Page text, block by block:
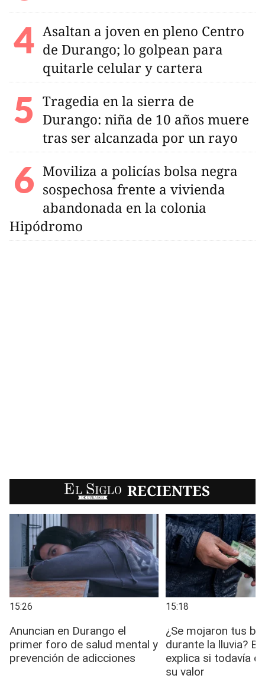
Asaltan a joven en pleno Centro
de Durango; lo golpean para
quitarle celular y cartera
Tragedia en la sierra de
Durango: niña de 10 años muere
tras ser alcanzada por un rayo
Moviliza a policías bolsa negra
sospechosa frente a vivienda
abandonada en la colonia
Hipódromo
EL SIGLO RECIENTES